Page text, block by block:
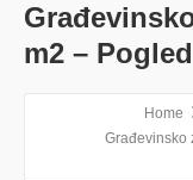
m2 –
Home
Građevinsko